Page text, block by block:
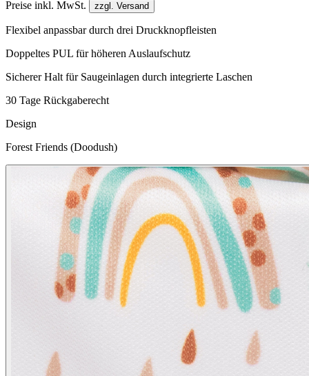
Preise inkl. MwSt. zzgl. Versand
Flexibel anpassbar durch drei Druckknopfleisten
Doppeltes PUL für höheren Auslaufschutz
Sicherer Halt für Saugeinlagen durch integrierte Laschen
30 Tage Rückgaberecht
Design
Forest Friends (Doodush)